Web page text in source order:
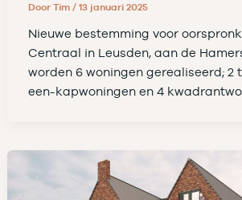
DoorTim/13 januari 2025
Nieuwe bestemming voor
Centraal in Leusden, aan de
worden 6 woningen gerealiseerd; 2
een-kapwoningen en 4